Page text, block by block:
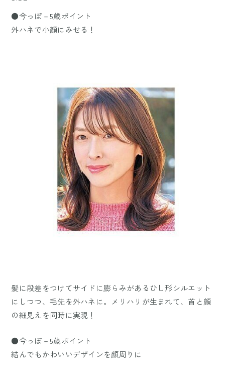
●今っぽ－5歳ポイント
外ハネで小顔にみせる！
髪に段差をつけてサイドに膨らみがあるひし形シルエット
にしつつ、毛先を外ハネに。メリハリが生まれて、首と顔
の細見えを同時に実現！
●今っぽ－5歳ポイント
結んでもかわいいデザインを顔周りに